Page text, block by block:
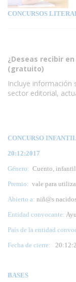
CONCURSOS
¿Deseas recibir
(gratuito)
Incluye información
sector editorial,
CONCURSO
20:12:2017
Género: Cuento,
Premio: vale para
Abierto a: niñ@s
Entidad convocante:
País de la entidad
Fecha de cierre: 20
BASES